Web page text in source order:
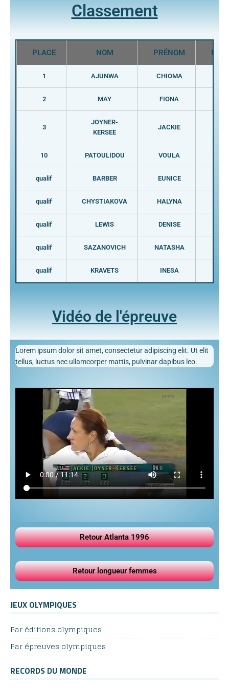
Classement
PLACE NOM PRÉNOM PAYS
1 AJUNWA CHIOMA
2 MAY FIONA
3
JOYNER-
KERSEE
JACKIE
10 PATOULIDOU VOULA
qualif BARBER EUNICE
qualif CHYSTIAKOVA HALYNA
qualif LEWIS DENISE
qualif SAZANOVICH NATASHA
qualif KRAVETS INESA
Vidéo de l'épreuve
Lorem ipsum dolor sit amet, consectetur adipiscing elit. Ut elit
tellus, luctus nec ullamcorper mattis, pulvinar dapibus leo.
Retour Atlanta 1996
Retour longueur femmes
JEUX OLYMPIQUES
Par éditions olympiques
Par épreuves olympiques
RECORDS DU MONDE